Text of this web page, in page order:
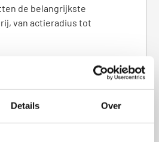
Details Over
de belangrijkste
van actieradius tot